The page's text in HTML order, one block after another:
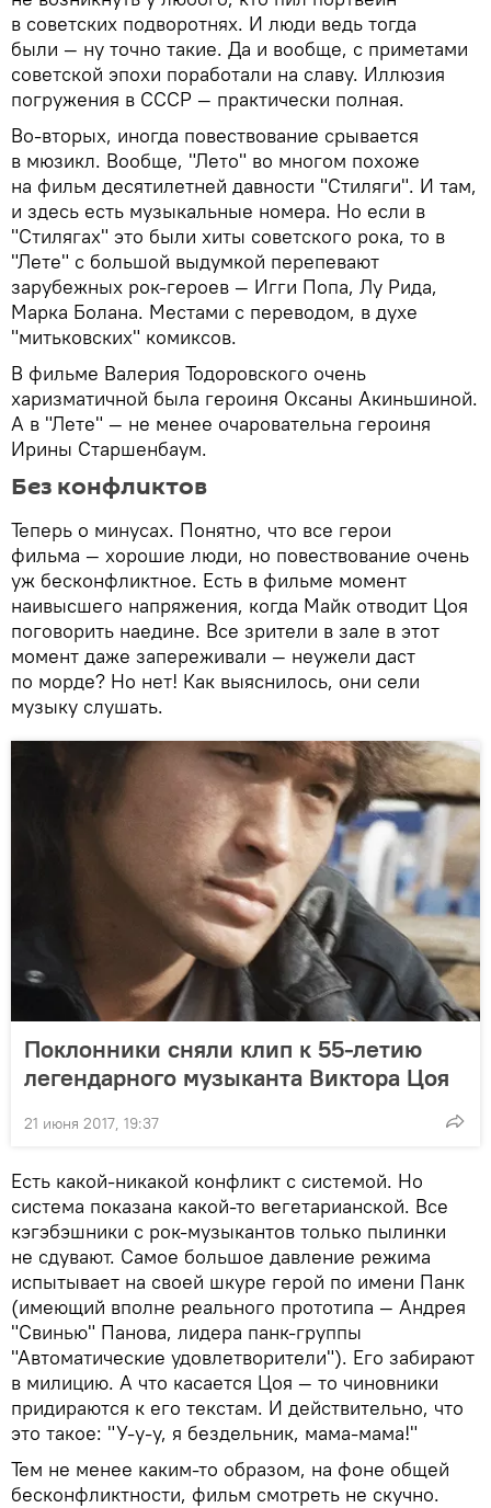
в советских подворотнях. И люди ведь тогда
были — ну точно такие. Да и вообще, с приметами
советской эпохи поработали на славу. Иллюзия
погружения в СССР — практически полная.
Во-вторых, иногда повествование срывается
в мюзикл. Вообще, "Лето" во многом похоже
на фильм десятилетней давности "Стиляги". И там,
и здесь есть музыкальные номера. Но если в
"Стилягах" это были хиты советского рока, то в
"Лете" с большой выдумкой перепевают
зарубежных рок-героев — Игги Попа, Лу Рида,
Марка Болана. Местами с переводом, в духе
"митьковских" комиксов.
В фильме Валерия Тодоровского очень
харизматичной была героиня Оксаны Акиньшиной.
А в "Лете" — не менее очаровательна героиня
Ирины Старшенбаум.
Без конфликтов
Теперь о минусах. Понятно, что все герои
фильма — хорошие люди, но повествование очень
уж бесконфликтное. Есть в фильме момент
наивысшего напряжения, когда Майк отводит Цоя
поговорить наедине. Все зрители в зале в этот
момент даже запереживали — неужели даст
по морде? Но нет! Как выяснилось, они сели
музыку слушать.
Поклонники сняли клип к 55-летию
легендарного музыканта Виктора Цоя
21 июня 2017, 19:37
Есть какой-никакой конфликт с системой. Но
система показана какой-то вегетарианской. Все
кэгэбэшники с рок-музыкантов только пылинки
не сдувают. Самое большое давление режима
испытывает на своей шкуре герой по имени Панк
(имеющий вполне реального прототипа — Андрея
"Свинью" Панова, лидера панк-группы
"Автоматические удовлетворители"). Его забирают
в милицию. А что касается Цоя — то чиновники
придираются к его текстам. И действительно, что
это такое: "У-у-у, я бездельник, мама-мама!"
Тем не менее каким-то образом, на фоне общей
бесконфликтности, фильм смотреть не скучно.